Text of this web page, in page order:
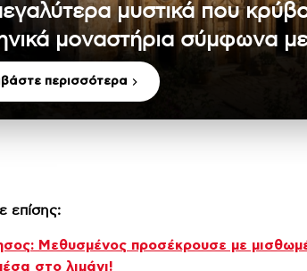
μυστικά που
μοναστήρια σύμφωνα με
περισσότερα
επίσης:
Μεθυσμένος προσέκρουσε με
στο λιμάνι!